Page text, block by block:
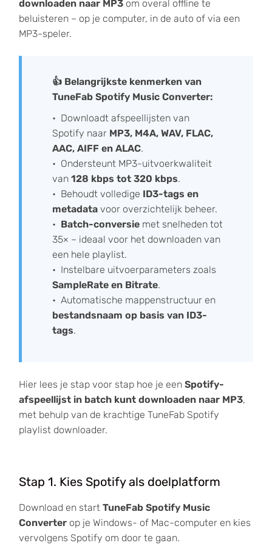
downloaden naar MP3om overal offline te
beluisteren – op je computer, in de auto of via een
MP3-speler.
👍 Belangrijkste kenmerken van
TuneFab Spotify Music Converter:
Downloadt afspeellijsten van
Spotify naar MP3, M4A, WAV, FLAC,
AAC, AIFF en ALAC.
Ondersteunt MP3-uitvoerkwaliteit
van 128 kbps tot 320 kbps.
Behoudt volledige ID3-tags en
metadatavoor overzichtelijk beheer.
Batch-conversiemet snelheden tot
35× – ideaal voor het downloaden van
een hele playlist.
Instelbare uitvoerparameters zoals
SampleRate en Bitrate.
Automatische mappenstructuur en
bestandsnaam op basis van ID3-
tags.
Hier lees je stap voor stap hoe je een Spotify-
afspeellijst in batch kunt downloaden naar MP3,
met behulp van de krachtige TuneFab Spotify
playlist downloader.
Stap 1. Kies Spotify als doelplatform
Download en start TuneFab Spotify Music
Converterop je Windows- of Mac-computer en kies
vervolgens Spotify om door te gaan.